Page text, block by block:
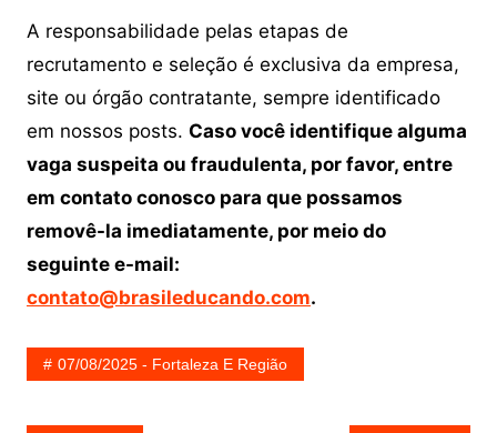
A responsabilidade pelas etapas de
recrutamento e seleção é exclusiva da empresa,
site ou órgão contratante, sempre identificado
em nossos posts. Caso você identifique alguma
vaga suspeita ou fraudulenta, por favor, entre
em contato conosco para que possamos
removê-la imediatamente, por meio do
seguinte e-mail:
contato@brasileducando.com.
07/08/2025 - Fortaleza E Região